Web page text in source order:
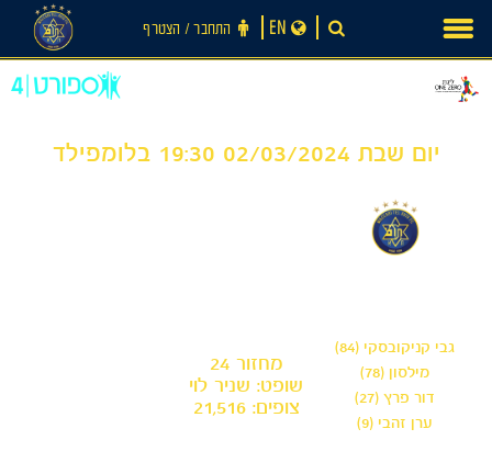
content
התחבר ‪/‬ הצטרף EN
יום שבת 02/03/2024 19:30 בלומפילד
גבי קניקובסקי (84)
מילסון (78)
דור פרץ (27)
ערן זהבי (9)
מחזור 24
שופט: שניר לוי
צופים: 21,516